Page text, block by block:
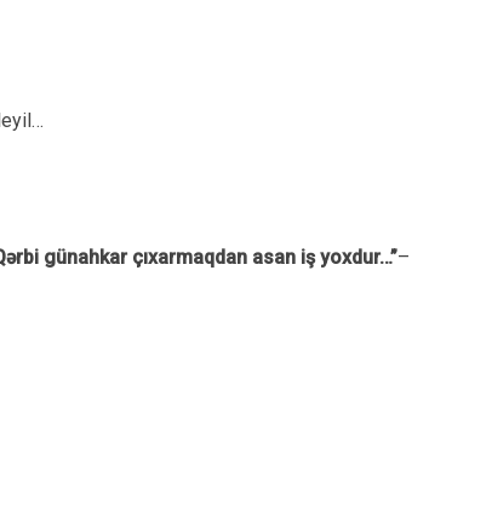
günahkar çıxarmaqdan asan iş yoxdur…”–